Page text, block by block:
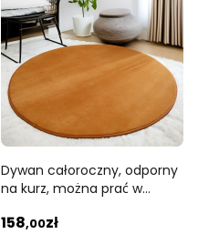
Dywan całoroczny, odporny
na kurz, można prać w
158,00zł